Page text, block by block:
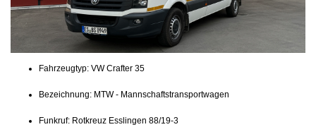
Fahrzeugtyp: VW Crafter 35
Bezeichnung: MTW - Mannschaftstransportwagen
Funkruf: Rotkreuz Esslingen 88/19-3